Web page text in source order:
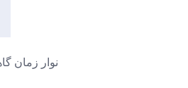
نوار زمان